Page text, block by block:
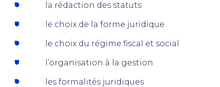
la rédaction des statuts
le choix de la forme juridique
le choix du régime fiscal et social
l’organisation à la gestion
les formalités juridiques